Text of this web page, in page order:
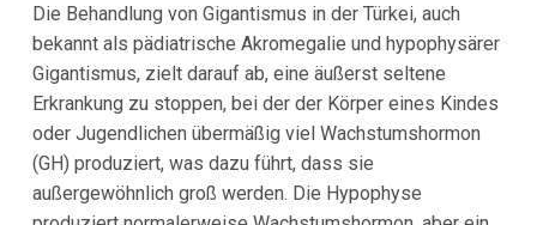
Die Behandlung von Gigantismus in der Türkei, auch
bekannt als pädiatrische Akromegalie und hypophysärer
Gigantismus, zielt darauf ab, eine äußerst seltene
Erkrankung zu stoppen, bei der der Körper eines Kindes
oder Jugendlichen übermäßig viel Wachstumshormon
(GH) produziert, was dazu führt, dass sie
außergewöhnlich groß werden. Die Hypophyse